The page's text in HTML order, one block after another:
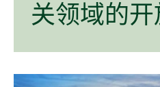
关领域的开